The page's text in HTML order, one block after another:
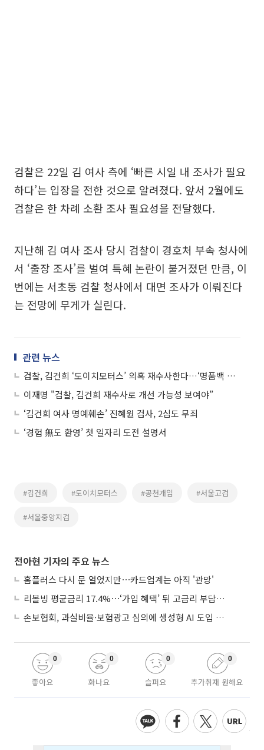
검찰은 22일 김 여사 측에 ‘빠른 시일 내 조사가 필요
하다’는 입장을 전한 것으로 알려졌다. 앞서 2월에도
검찰은 한 차례 소환 조사 필요성을 전달했다.
지난해 김 여사 조사 당시 검찰이 경호처 부속 청사에
서 ‘출장 조사’를 벌여 특혜 논란이 불거졌던 만큼, 이
번에는 서초동 검찰 청사에서 대면 조사가 이뤄진다
는 전망에 무게가 실린다.
관련 뉴스
검찰, 김건희 ‘도이치모터스’ 의혹 재수사한다…‘명품백 사건’은 기각
이재명 "검찰, 김건희 재수사로 개선 가능성 보여야”
‘김건희 여사 명예훼손’ 진혜원 검사, 2심도 무죄
‘경험 無도 환영’ 첫 일자리 도전 설명서
#김건희 #도이치모터스 #공천개입 #서울고검
#서울중앙지검
전아현 기자의 주요 뉴스
홈플러스 다시 문 열었지만⋯카드업계는 아직 '관망'
리볼빙 평균금리 17.4%⋯‘가입 혜택’ 뒤 고금리 부담 주의
손보협회, 과실비율·보험광고 심의에 생성형 AI 도입 추진
좋아요
0
화나요
0
슬퍼요
0
추가취재 원해요
0